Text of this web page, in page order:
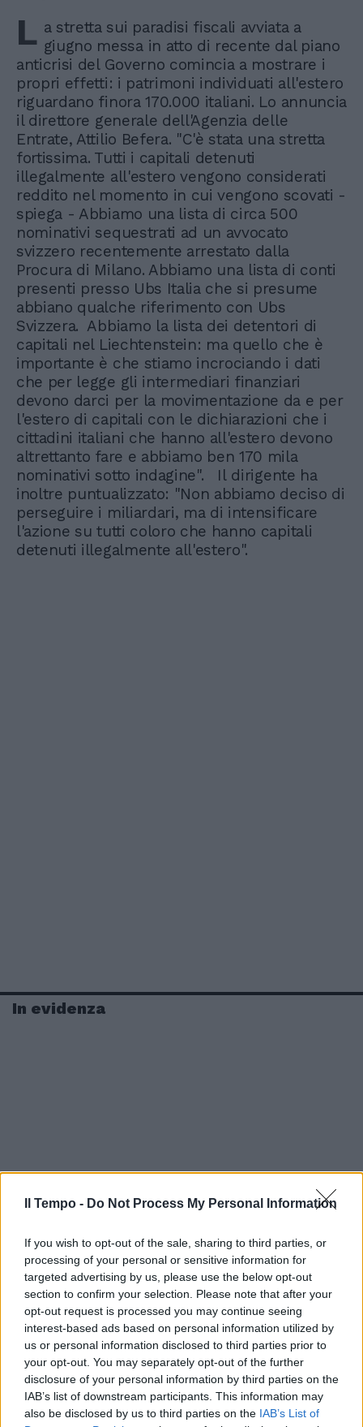
Il Tempo - Do Not Process My Personal Information
If you wish to opt-out of the sale, sharing to third parties, or
processing of your personal or sensitive information for
targeted advertising by us, please use the below opt-out
section to confirm your selection. Please note that after your
opt-out request is processed you may continue seeing
interest-based ads based on personal information utilized by
us or personal information disclosed to third parties prior to
your opt-out. You may separately opt-out of the further
disclosure of your personal information by third parties on the
IAB’s list of downstream participants. This information may
also be disclosed by us to third parties on the IAB’s List of
L a stretta sui paradisi fiscali avviata a
giugno messa in atto di recente dal piano
anticrisi del Governo comincia a mostrare i
propri effetti: i patrimoni individuati all'estero
riguardano finora 170.000 italiani. Lo annuncia
il direttore generale dell'Agenzia delle
Entrate, Attilio Befera. "C'è stata una stretta
fortissima. Tutti i capitali detenuti
illegalmente all'estero vengono considerati
reddito nel momento in cui vengono scovati -
spiega - Abbiamo una lista di circa 500
nominativi sequestrati ad un avvocato
svizzero recentemente arrestato dalla
Procura di Milano. Abbiamo una lista di conti
presenti presso Ubs Italia che si presume
abbiano qualche riferimento con Ubs
Svizzera. Abbiamo la lista dei detentori di
capitali nel Liechtenstein: ma quello che è
importante è che stiamo incrociando i dati
che per legge gli intermediari finanziari
devono darci per la movimentazione da e per
l'estero di capitali con le dichiarazioni che i
cittadini italiani che hanno all'estero devono
altrettanto fare e abbiamo ben 170 mila
nominativi sotto indagine". Il dirigente ha
inoltre puntualizzato: "Non abbiamo deciso di
perseguire i miliardari, ma di intensificare
l'azione su tutti coloro che hanno capitali
detenuti illegalmente all'estero".
In evidenza